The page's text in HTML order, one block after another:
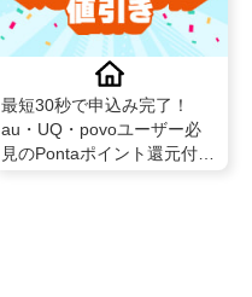
最短30秒で申込み完了！
au・UQ・povoユーザー必
見のPontaポイント還元付き